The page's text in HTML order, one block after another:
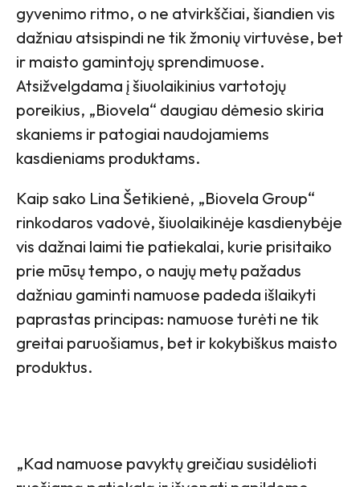
gyvenimo ritmo, o ne atvirkščiai, šiandien vis
dažniau atsispindi ne tik žmonių virtuvėse, bet
ir maisto gamintojų sprendimuose.
Atsižvelgdama į šiuolaikinius vartotojų
poreikius, „Biovela“ daugiau dėmesio skiria
skaniems ir patogiai naudojamiems
kasdieniams produktams.
Kaip sako Lina Šetikienė, „Biovela Group“
rinkodaros vadovė, šiuolaikinėje kasdienybėje
vis dažnai laimi tie patiekalai, kurie prisitaiko
prie mūsų tempo, o naujų metų pažadus
dažniau gaminti namuose padeda išlaikyti
paprastas principas: namuose turėti ne tik
greitai paruošiamus, bet ir kokybiškus maisto
produktus.
„Kad namuose pavyktų greičiau susidėlioti